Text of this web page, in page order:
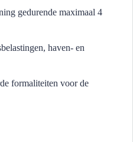
gedurende maximaal 4
haven- en
formaliteiten voor de